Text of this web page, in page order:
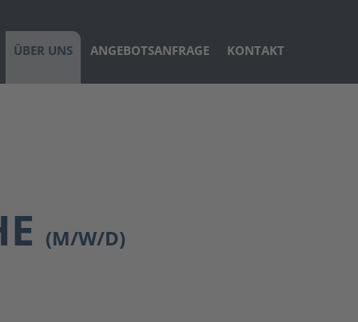
ÜBER UNS ANGEBOTSANFRAGE KONTAKT
(M/W/D)